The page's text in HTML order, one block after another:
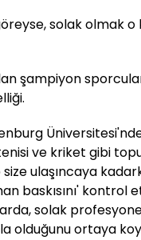
solak olmak
şampiyon
ve kriket gibi
size ulaşıncaya
baskısını' kontrol
solak
olduğunu ortaya